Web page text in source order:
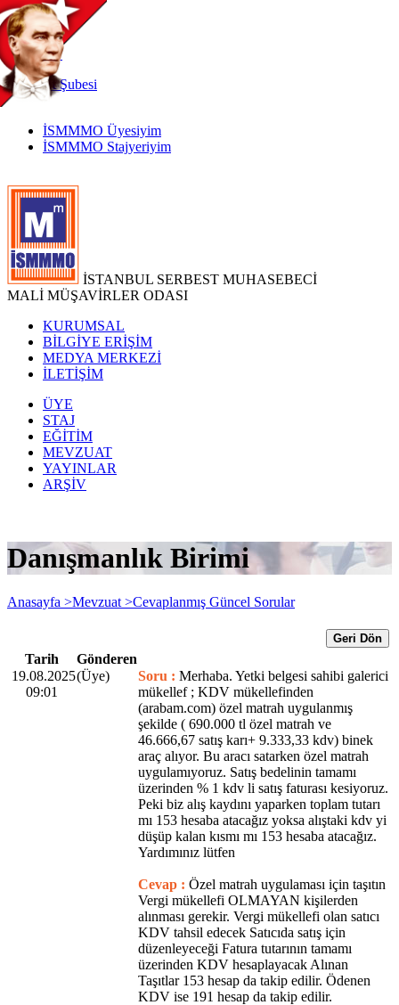
TR
|
EN
İnternetŞubesi
İSMMMO Üyesiyim
İSMMMO Stajyeriyim
İSTANBUL SERBEST MUHASEBECİ
MALİ MÜŞAVİRLER ODASI
KURUMSAL
BİLGİYE ERİŞİM
MEDYA MERKEZİ
İLETİŞİM
ÜYE
STAJ
EĞİTİM
MEVZUAT
YAYINLAR
ARŞİV
Danışmanlık Birimi
Anasayfa >Mevzuat >Cevaplanmış Güncel Sorular
Geri Dön
Tarih
Gönderen
19.08.2025
09:01
(Üye) Soru : Merhaba. Yetki belgesi sahibi galerici
mükellef ; KDV mükellefinden
(arabam.com) özel matrah uygulanmış
şekilde ( 690.000 tl özel matrah ve
46.666,67 satış karı+ 9.333,33 kdv) binek
araç alıyor. Bu aracı satarken özel matrah
uygulamıyoruz. Satış bedelinin tamamı
üzerinden % 1 kdv li satış faturası kesiyoruz.
Peki biz alış kaydını yaparken toplam tutarı
mı 153 hesaba atacağız yoksa alıştaki kdv yi
düşüp kalan kısmı mı 153 hesaba atacağız.
Yardımınız lütfen
Cevap : Özel matrah uygulaması için taşıtın
Vergi mükellefi OLMAYAN kişilerden
alınması gerekir. Vergi mükellefi olan satıcı
KDV tahsil edecek Satıcıda satış için
düzenleyeceği Fatura tutarının tamamı
üzerinden KDV hesaplayacak Alınan
Taşıtlar 153 hesap da takip edilir. Ödenen
KDV ise 191 hesap da takip edilir.